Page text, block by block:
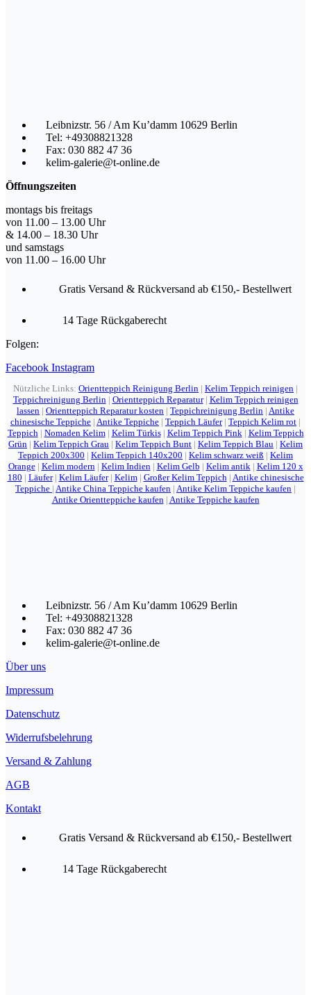
Leibnizstr. 56 / Am Ku’damm 10629 Berlin
Tel: +49308821328
Fax: 030 882 47 36
kelim-galerie@t-online.de
Öffnungszeiten
montags bis freitags
von 11.00 – 13.00 Uhr
& 14.00 – 18.30 Uhr
und samstags
von 11.00 – 16.00 Uhr
Gratis Versand & Rückversand ab €150,- Bestellwert
14 Tage Rückgaberecht
Folgen:
Facebook Instagram
Nützliche Links: Orientteppich Reinigung Berlin | Kelim Teppich reinigen |
Teppichreinigung Berlin | Orientteppich Reparatur| Kelim Teppich reinigen
lassen | Orientteppich Reparatur kosten | Teppichreinigung Berlin | Antike
chinesische Teppiche | Antike Teppiche | Teppich Läufer| Teppich Kelim rot |
Teppich | Nomaden Kelim| Kelim Türkis| Kelim Teppich Pink | Kelim Teppich
Grün | Kelim Teppich Grau | Kelim Teppich Bunt | Kelim Teppich Blau | Kelim
Teppich 200x300 | Kelim Teppich 140x200 | Kelim schwarz weiß | Kelim
Orange| Kelim modern | Kelim Indien | Kelim Gelb | Kelim antik | Kelim 120 x
180 | Läufer| Kelim Läufer| Kelim| Großer Kelim Teppich | Antike chinesische
Teppiche | Antike China Teppiche kaufen | Antike Kelim Teppiche kaufen |
Antike Orientteppiche kaufen | Antike Teppiche kaufen
Leibnizstr. 56 / Am Ku’damm 10629 Berlin
Tel: +49308821328
Fax: 030 882 47 36
kelim-galerie@t-online.de
Über uns
Impressum
Datenschutz
Widerrufsbelehrung
Versand & Zahlung
AGB
Kontakt
Gratis Versand & Rückversand ab €150,- Bestellwert
14 Tage Rückgaberecht